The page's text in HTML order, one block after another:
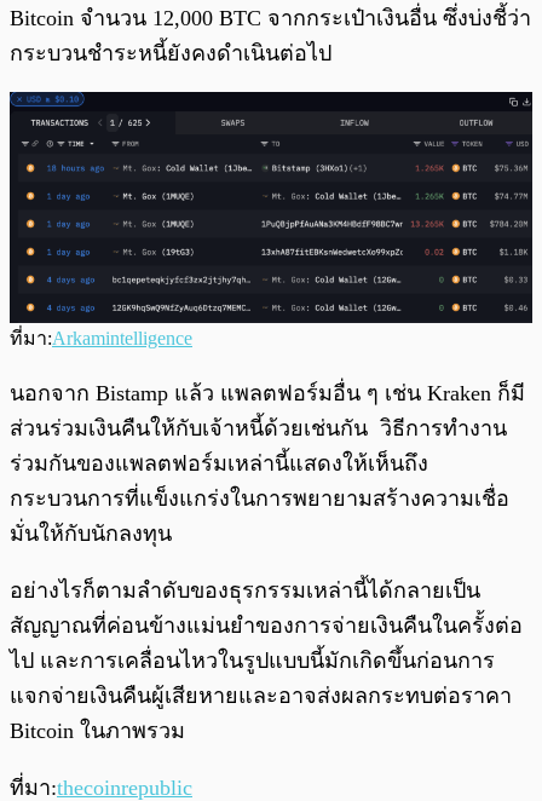
Bitcoin จำนวน 12,000 BTC จากกระเป๋าเงินอื่น ซึ่งบ่งชี้ว่า
กระบวนชำระหนี้ยังคงดำเนินต่อไป
ที่มา:Arkamintelligence
นอกจาก Bistamp แล้ว แพลตฟอร์มอื่น ๆ เช่น Kraken ก็มี
ส่วนร่วมเงินคืนให้กับเจ้าหนี้ด้วยเช่นกัน วิธีการทำงาน
ร่วมกันของแพลตฟอร์มเหล่านี้แสดงให้เห็นถึง
กระบวนการที่แข็งแกร่งในการพยายามสร้างความเชื่อ
มั่นให้กับนักลงทุน
อย่างไรก็ตามลำดับของธุรกรรมเหล่านี้ได้กลายเป็น
สัญญาณที่ค่อนข้างแม่นยำของการจ่ายเงินคืนในครั้งต่อ
ไป และการเคลื่อนไหวในรูปแบบนี้มักเกิดขึ้นก่อนการ
แจกจ่ายเงินคืนผู้เสียหายและอาจส่งผลกระทบต่อราคา
Bitcoin ในภาพรวม
ที่มา:thecoinrepublic